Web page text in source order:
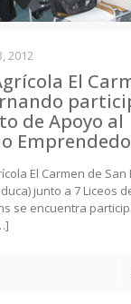
2012
El
de Apoyo al
El Carmen de
junto a 7 Liceos
se encuentra